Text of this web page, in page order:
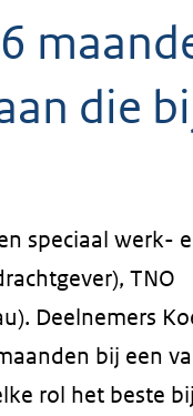
die
speciaal werk-
TNO
Deelnemers
bij een
rol het beste